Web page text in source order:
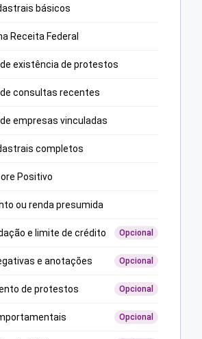
básicos
Receita Federal
de existência de protestos
de consultas recentes
empresas vinculadas
completos
Positivo
ou renda presumida
e limite de crédito Opcional
e anotações Opcional
de protestos Opcional
Opcional